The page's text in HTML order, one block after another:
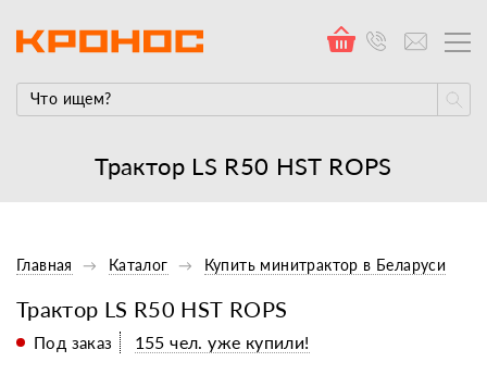
Трактор LS R50 HST ROPS
Главная Каталог Купить минитрактор в Беларуси
Трактор LS R50 HST ROPS
Под заказ 155 чел. уже купили!